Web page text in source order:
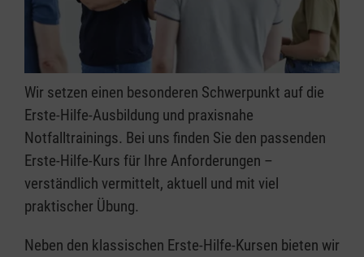
Wir setzen einen besonderen Schwerpunkt auf die
Erste-Hilfe-Ausbildung und praxisnahe
Notfalltrainings. Bei uns finden Sie den passenden
Erste-Hilfe-Kurs für Ihre Anforderungen –
verständlich vermittelt, aktuell und mit viel
praktischer Übung.
Neben den klassischen Erste-Hilfe-Kursen bieten wir